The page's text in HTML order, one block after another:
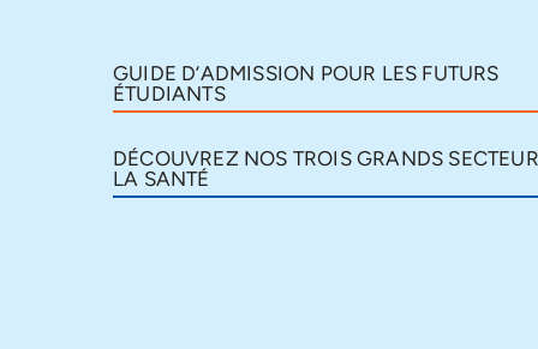
GUIDE D’ADMISSION POUR LES FUTURS
ÉTUDIANTS
DÉCOUVREZ NOS TROIS GRANDS
LA SANTÉ